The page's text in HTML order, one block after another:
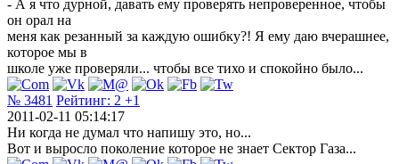
- А я что дурной, давать ему проверять непроверенное, чтобы
он орал на
меня как резанный за каждую ошибку?! Я ему даю вчерашнее,
которое мы в
школе уже проверяли... чтобы все тихо и спокойно было...
№ 3481 Рейтинг: 2 +1
2011-02-11 05:14:17
Ни когда не думал что напишу это, но...
Вот и выросло поколение которое не знает Сектор Газа...